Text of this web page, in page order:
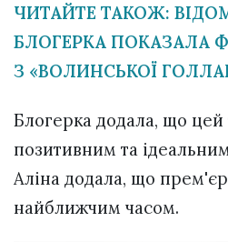
ЧИТАЙТЕ ТАКОЖ:
БЛОГЕРКА ПОКАЗАЛА
З «ВОЛИНСЬКОЇ
Блогерка додала, що цей
позитивним та
Аліна додала, що
найближчим часом.